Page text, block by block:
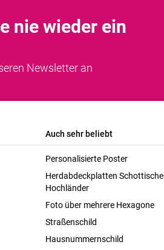
nie wieder ein
Newsletter an
Auch sehr beliebt
Personalisierte Poster
Herdabdeckplatten Schottische
Hochländer
Foto über mehrere Hexagone
Straßenschild
Hausnummernschild